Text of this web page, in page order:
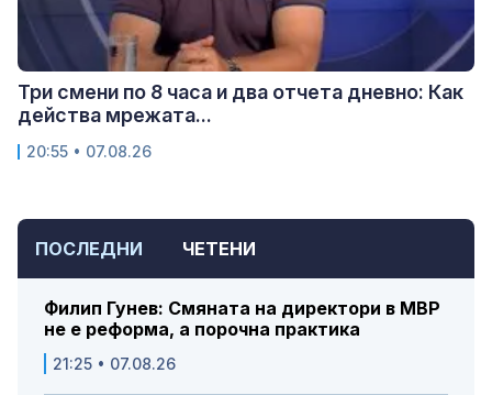
ПОСЛЕДНИ ЧЕТЕНИ
Филип Гунев: Смяната на директори в МВР
не е реформа, а порочна практика
21:25 • 07.08.26
Три смени по 8 часа и два отчета дневно: Как
действа мрежата...
20:55 • 07.08.26